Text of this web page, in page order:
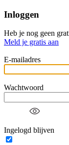
Inloggen
Heb je nog geen
Meld je gratis aan
E-mailadres
Wachtwoord
Ingelogd blijven